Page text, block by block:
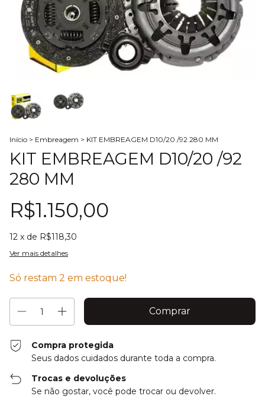
Início > Embreagem > KIT EMBREAGEM D10/20 /92 280 MM
KIT EMBREAGEM D10/20 /92
280 MM
R$1.150,00
12 x de R$118,30
Ver mais detalhes
Só restam 2 em estoque!
Compra protegida
Seus dados cuidados durante toda a compra.
Trocas e devoluções
Se não gostar, você pode trocar ou devolver.